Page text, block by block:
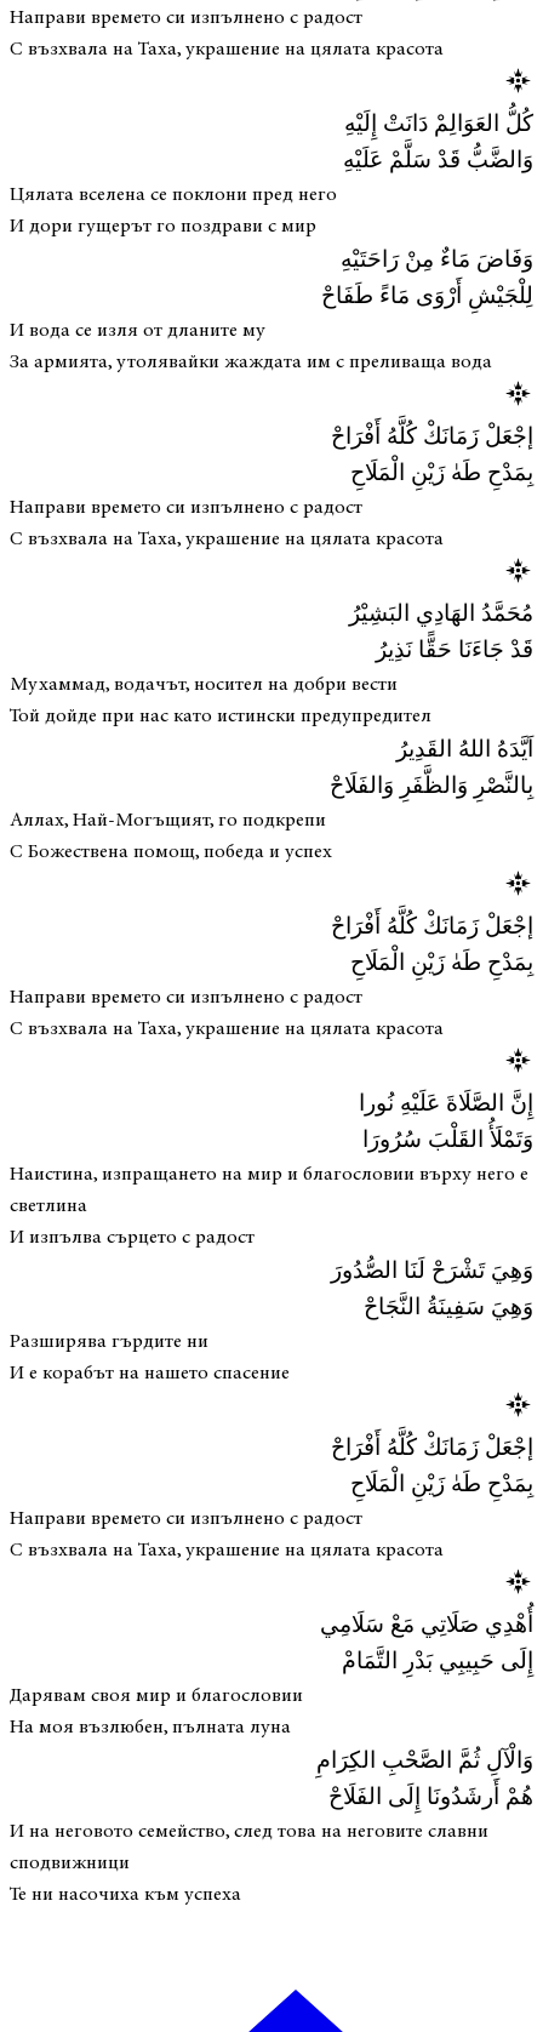
Направи времето си изпълнено с радост
С възхвала на Таха, украшение на цялата красота
كُلُّ العَوَالِمْ دَانَتْ إِلَيْهِ
وَالضَّبُّ قَدْ سَلَّمْ عَلَيْهِ
Цялата вселена се поклони пред него
И дори гущерът го поздрави с мир
وَفَاضَ مَاءٌ مِنْ رَاحَتَيْهِ
لِلْجَيْشِ أَرْوَى مَاءً طَفَاحْ
И вода се изля от дланите му
За армията, утолявайки жаждата им с преливаща вода
إجْعَلْ زَمَانَكْ كُلَّهُ أَفْرَاحْ
بِمَدْحِ طَهٰ زَيْنِ الْمَلَاحِ
Направи времето си изпълнено с радост
С възхвала на Таха, украшение на цялата красота
مُحَمَّدُ الهَادِي البَشِيْرُ
قَدْ جَاءَنَا حَقًّا نَذِيرُ
Мухаммад, водачът, носител на добри вести
Той дойде при нас като истински предупредител
اَيَّدَهُ اللهُ القَدِيرُ
بِالنَّصْرِ وَالظَّفَرِ وَالفَلَاحْ
Аллах, Най-Могъщият, го подкрепи
С Божествена помощ, победа и успех
إجْعَلْ زَمَانَكْ كُلَّهُ أَفْرَاحْ
بِمَدْحِ طَهٰ زَيْنِ الْمَلَاحِ
Направи времето си изпълнено с радост
С възхвала на Таха, украшение на цялата красота
إِنَّ الصَّلَاةَ عَلَيْهِ نُورا
وَتَمْلَأُ القَلْبَ سُرُورَا
Наистина, изпращането на мир и благословии върху него е
светлина
И изпълва сърцето с радост
وَهِيَ تَشْرَحْ لَنَا الصُّدُورَ
وَهِيَ سَفِينَةُ النَّجَاحْ
Разширява гърдите ни
И е корабът на нашето спасение
إجْعَلْ زَمَانَكْ كُلَّهُ أَفْرَاحْ
بِمَدْحِ طَهٰ زَيْنِ الْمَلَاحِ
Направи времето си изпълнено с радост
С възхвала на Таха, украшение на цялата красота
أُهْدِي صَلَاتِي مَعْ سَلَامِي
إِلَى حَبِيبِي بَدْرِ التَّمَامْ
Дарявам своя мир и благословии
На моя възлюбен, пълната луна
وَالْآلِ ثُمَّ الصَّحْبِ الكِرَامِ
هُمْ أَرشَدُونَا إِلَى الفَلَاحْ
И на неговото семейство, след това на неговите славни
сподвижници
Те ни насочиха към успеха